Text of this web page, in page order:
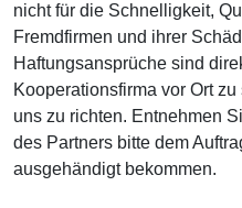
nicht für die Schnelligkeit,
Fremdfirmen und ihrer
Haftungsansprüche sind
Kooperationsfirma vor Ort
uns zu richten. Entnehmen
des Partners bitte dem
ausgehändigt bekommen.